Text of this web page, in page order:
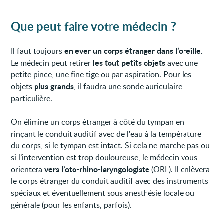
Que peut faire votre médecin ?
Il faut toujoursenlever un corps étranger dans l’oreille.
Le médecin peut retirer les tout petits objetsavec une
petite pince, une fine tige ou par aspiration. Pour les
objets plus grands, il faudra une sonde auriculaire
particulière.
On élimine un corps étranger à côté du tympan en
rinçant le conduit auditif avec de l'eau à la température
du corps, si le tympan est intact. Si cela ne marche pas ou
si l’intervention est trop douloureuse, le médecin vous
orienteravers l’oto-rhino-laryngologiste (ORL). Il enlèvera
le corps étranger du conduit auditif avec des instruments
spéciaux et éventuellement sous anesthésie locale ou
générale (pour les enfants, parfois).